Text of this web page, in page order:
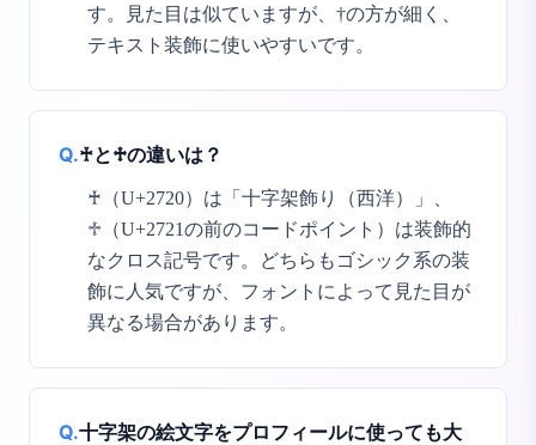
す。見た目は似ていますが、†の方が細く、
テキスト装飾に使いやすいです。
Q.♰と♱の違いは？
♰（U+2720）は「十字架飾り（西洋）」、
♱（U+2721の前のコードポイント）は装飾的
なクロス記号です。どちらもゴシック系の装
飾に人気ですが、フォントによって見た目が
異なる場合があります。
Q.十字架の絵文字をプロフィールに使っても大